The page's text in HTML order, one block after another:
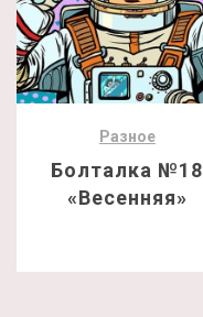
Разное
Болталка №18
«Весенняя»